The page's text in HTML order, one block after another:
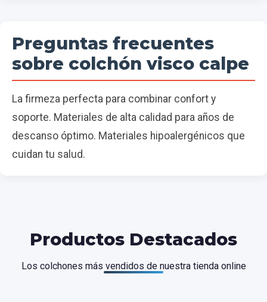
Preguntas frecuentes
sobre colchón visco calpe
La firmeza perfecta para combinar confort y
soporte. Materiales de alta calidad para años de
descanso óptimo. Materiales hipoalergénicos que
cuidan tu salud.
Productos Destacados
Los colchones más vendidos de nuestra tienda online